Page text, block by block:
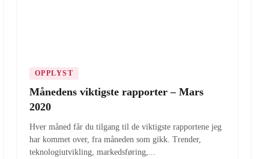
OPPLYST
Månedens viktigste rapporter – Mars
2020
Hver måned får du tilgang til de viktigste rapportene jeg
har kommet over, fra måneden som gikk. Trender,
teknologiutvikling, markedsføring,...